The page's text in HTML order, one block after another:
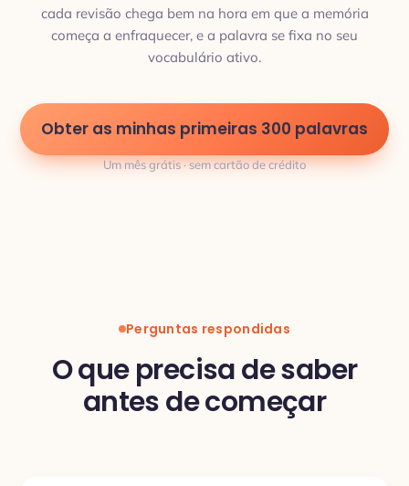
cada revisão chega bem na hora em que a memória
começa a enfraquecer, e a palavra se fixa no seu
vocabulário ativo.
Obter as minhas primeiras 300 palavras
Um mês grátis · sem cartão de crédito
Perguntas respondidas
O que precisa de saber
antes de começar